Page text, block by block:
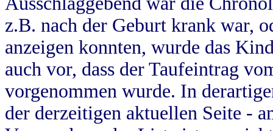
z.B. nach der Geburt krank war,
anzeigen konnten, wurde das
auch vor, dass der Taufeintrag
vorgenommen wurde. In
der derzeitigen aktuellen Seite -